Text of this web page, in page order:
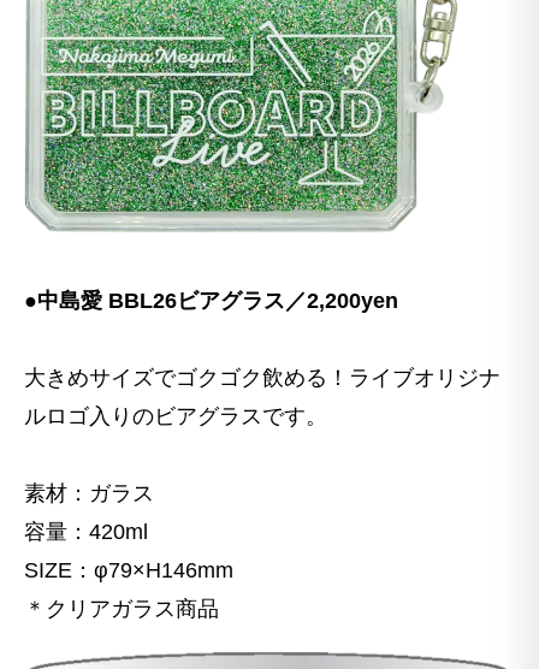
●中島愛 BBL26ビアグラス／2,200yen
大きめサイズでゴクゴク飲める！ライブオリジナ
ルロゴ入りのビアグラスです。
素材：ガラス
容量：420ml
SIZE：φ79×H146mm
＊クリアガラス商品